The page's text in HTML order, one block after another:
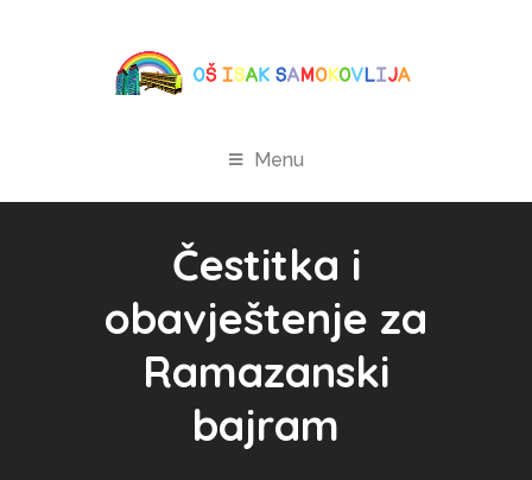
Menu
Čestitka i
obavještenje za
Ramazanski
bajram